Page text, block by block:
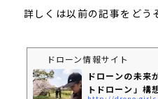
詳しくは以前の記事をどう
ドローン情報サイト
ドローンの未来
トドローン」構